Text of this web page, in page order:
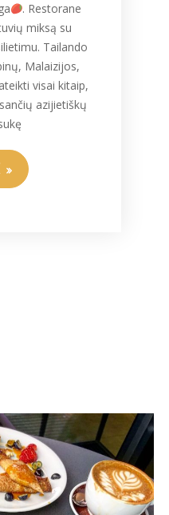
. Restorane
miksą su
Tailando
Malaizijos,
visai kitaip,
azijietiškų